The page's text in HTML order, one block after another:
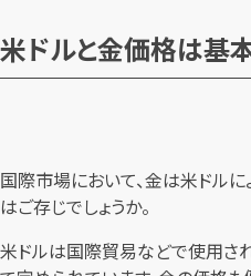
米ドルと金価格は基
国際市場において、金は米ドルに
はご存じでしょうか。
米ドルは国際貿易などで使用さ